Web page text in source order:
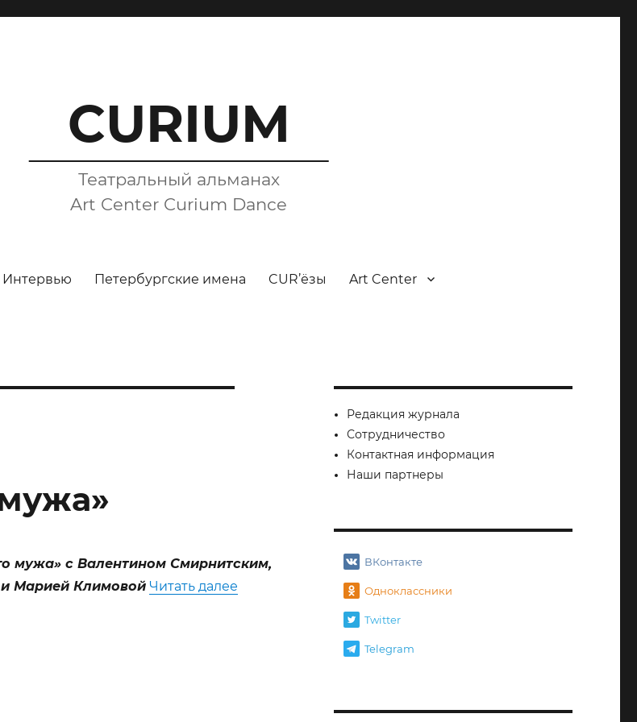
CURIUM
Театральный альманах
Art Center Curium Dance
Интервью Петербургские имена CUR’ёзы Art Center
мужа» с Валентином Смирнитским,
и Марией Климовой Читать далее ««Хочу купить вашего мужа»»
Редакция журнала
Сотрудничество
Контактная информация
Наши партнеры
ВКонтакте
Одноклассники
Twitter
Telegram